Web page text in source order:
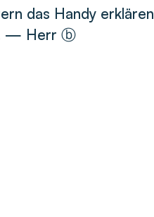
das Handy erklären
— Herr ⓑ